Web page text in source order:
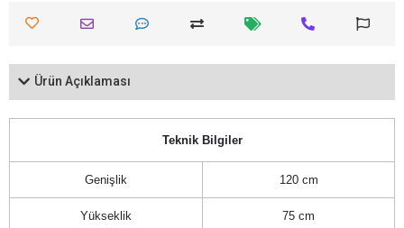
Ürün Açıklaması
Teknik Bilgiler
Genişlik 120 cm
Yükseklik 75 cm